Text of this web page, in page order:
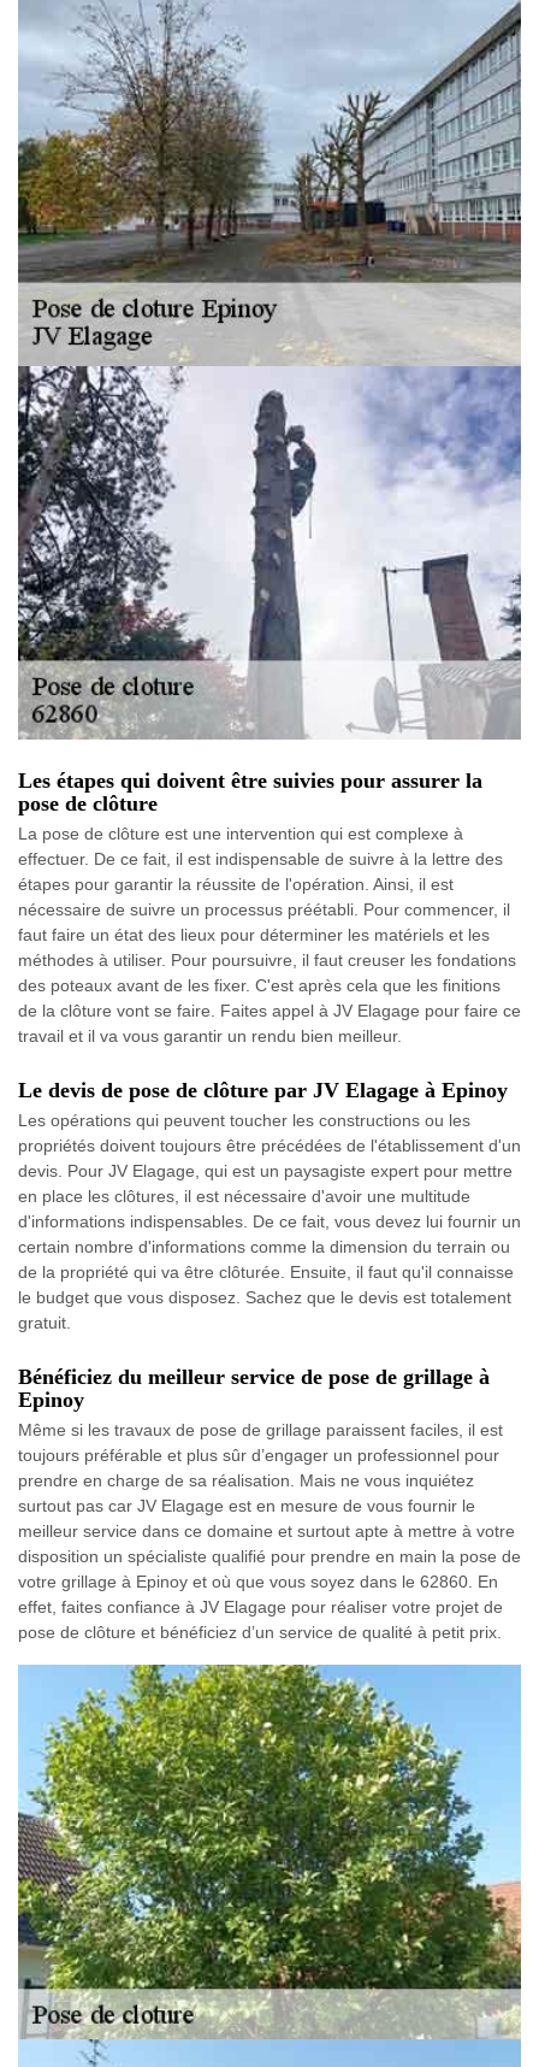
Les étapes qui doivent être suivies pour assurer la
pose de clôture
La pose de clôture est une intervention qui est complexe à
effectuer. De ce fait, il est indispensable de suivre à la lettre des
étapes pour garantir la réussite de l'opération. Ainsi, il est
nécessaire de suivre un processus préétabli. Pour commencer, il
faut faire un état des lieux pour déterminer les matériels et les
méthodes à utiliser. Pour poursuivre, il faut creuser les fondations
des poteaux avant de les fixer. C'est après cela que les finitions
de la clôture vont se faire. Faites appel à JV Elagage pour faire ce
travail et il va vous garantir un rendu bien meilleur.
Le devis de pose de clôture par JV Elagage à Epinoy
Les opérations qui peuvent toucher les constructions ou les
propriétés doivent toujours être précédées de l'établissement d'un
devis. Pour JV Elagage, qui est un paysagiste expert pour mettre
en place les clôtures, il est nécessaire d'avoir une multitude
d'informations indispensables. De ce fait, vous devez lui fournir un
certain nombre d'informations comme la dimension du terrain ou
de la propriété qui va être clôturée. Ensuite, il faut qu'il connaisse
le budget que vous disposez. Sachez que le devis est totalement
gratuit.
Bénéficiez du meilleur service de pose de grillage à
Epinoy
Même si les travaux de pose de grillage paraissent faciles, il est
toujours préférable et plus sûr d’engager un professionnel pour
prendre en charge de sa réalisation. Mais ne vous inquiétez
surtout pas car JV Elagage est en mesure de vous fournir le
meilleur service dans ce domaine et surtout apte à mettre à votre
disposition un spécialiste qualifié pour prendre en main la pose de
votre grillage à Epinoy et où que vous soyez dans le 62860. En
effet, faites confiance à JV Elagage pour réaliser votre projet de
pose de clôture et bénéficiez d’un service de qualité à petit prix.